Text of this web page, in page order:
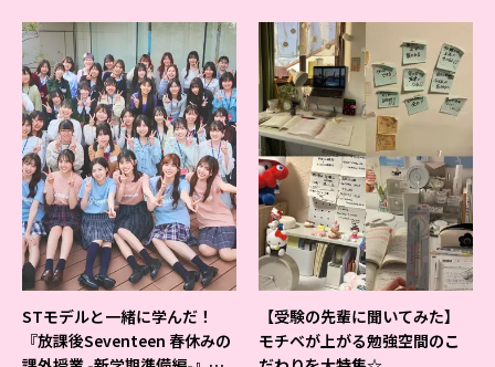
STモデルと一緒に学んだ！
『放課後Seventeen 春休みの
【受験の先輩に聞いてみた】
モチベが上がる勉強空間のこ